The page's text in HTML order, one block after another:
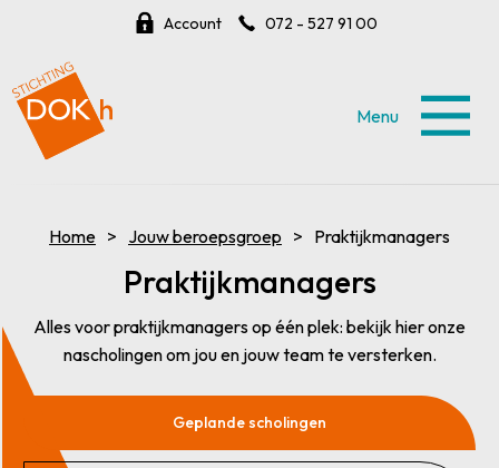
Account 072 - 527 91 00
Menu
Home Jouw beroepsgroep Praktijkmanagers
Praktijkmanagers
Alles voor praktijkmanagers op één plek: bekijk hier onze
nascholingen om jou en jouw team te versterken.
Geplande scholingen